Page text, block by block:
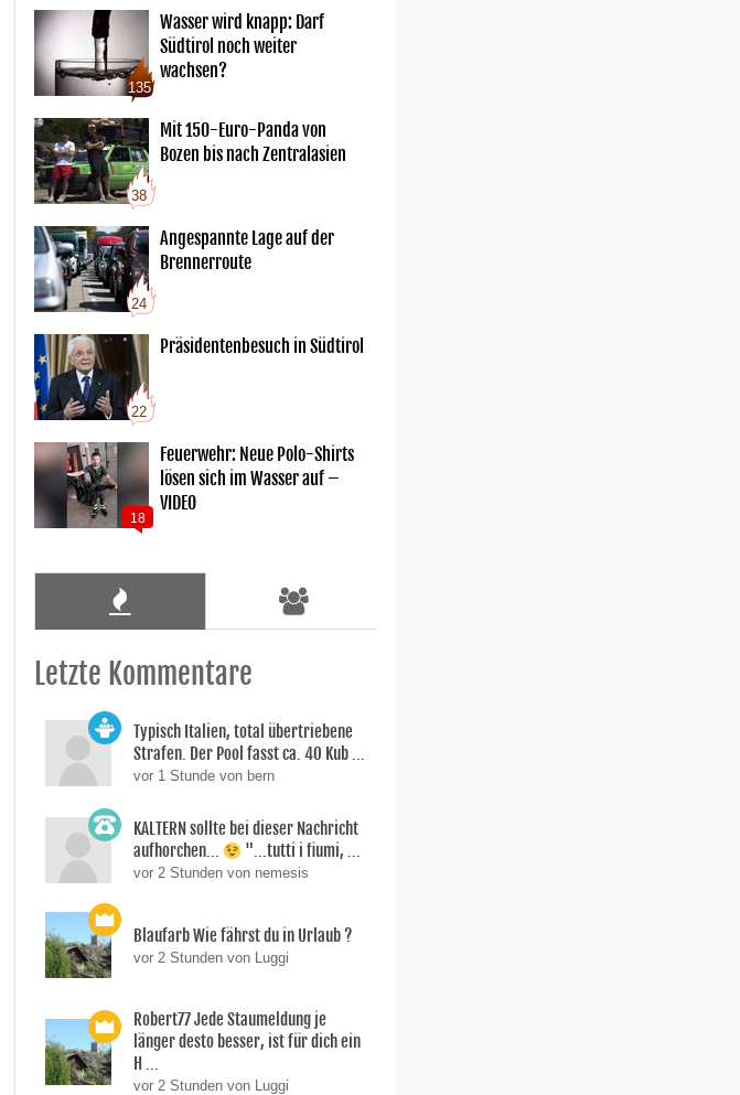
135
Wasser wird knapp: Darf
Südtirol noch weiter
wachsen?
38
Mit 150-Euro-Panda von
Bozen bis nach Zentralasien
24
Angespannte Lage auf der
Brennerroute
22
Präsidentenbesuch in Südtirol
18
Feuerwehr: Neue Polo-Shirts
lösen sich im Wasser auf –
VIDEO
Letzte Kommentare
Typisch Italien, total übertriebene
Strafen. Der Pool fasst ca. 40 Kub ...
vor 1 Stunde von bern
KALTERN sollte bei dieser Nachricht
aufhorchen...
"...tutti i fiumi, ...
vor 2 Stunden von nemesis
Blaufarb Wie fährst du in Urlaub ?
vor 2 Stunden von Luggi
Robert77 Jede Staumeldung je
länger desto besser, ist für dich ein
H ...
vor 2 Stunden von Luggi